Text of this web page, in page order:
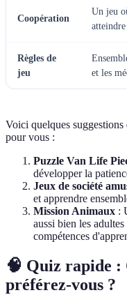
Coopération
Un jeu
Règles de
jeu
et les
Voici quelques
pour vous :
Puzzle Van Life
développer la
Jeux de société
et apprendre
Mission Animaux :
aussi bien les
compétences
🧠 Quiz rapide :
préférez-vous ?